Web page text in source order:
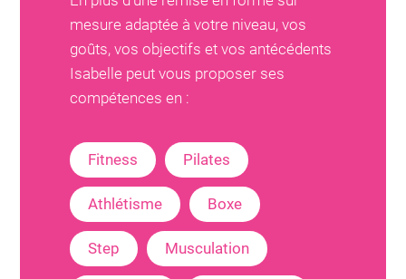
mesure adaptée à votre niveau, vos
goûts, vos objectifs et vos antécédents
Isabelle peut vous proposer ses
compétences en :
Fitness Pilates
Athlétisme Boxe
Step Musculation